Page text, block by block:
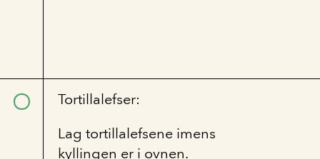
Tortillalefser:
Lag tortillalefsene imens
kyllingen er i ovnen.